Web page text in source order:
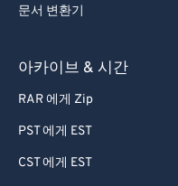
문서 변환기
아카이브 & 시간
RAR 에게 Zip
PST 에게 EST
CST 에게 EST